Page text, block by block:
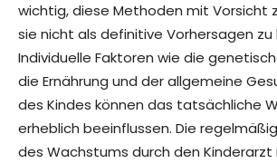
wichtig, diese Methoden mit Vorsicht
sie nicht als definitive Vorhersagen
Individuelle Faktoren wie die
die Ernährung und der allgemeine
des Kindes können das tatsächliche
erheblich beeinflussen. Die
des Wachstums durch den Kinderarzt